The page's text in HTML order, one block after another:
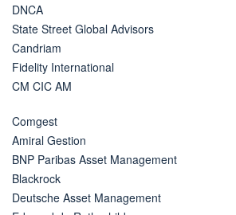
DNCA
State Street Global Advisors
Candriam
Fidelity International
CM CIC AM
Comgest
Amiral Gestion
BNP Paribas Asset Management
Blackrock
Deutsche Asset Management